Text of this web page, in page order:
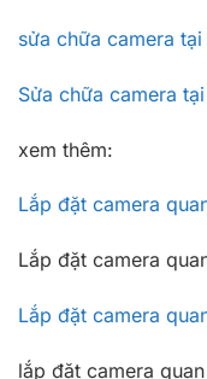
sửa chữa camera
Sửa chữa camera
xem thêm:
Lắp đặt camera
Lắp đặt camera
Lắp đặt camera
lắp đặt camera